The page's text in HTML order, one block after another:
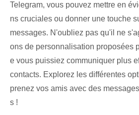
Telegram⁣, vous pouvez mettre en
ns cruciales ou donner une touche
messages. N'oubliez pas qu'il ne
ons de personnalisation proposées
e vous puissiez communiquer plus
contacts. Explorez les différentes
prenez vos amis avec des
s !